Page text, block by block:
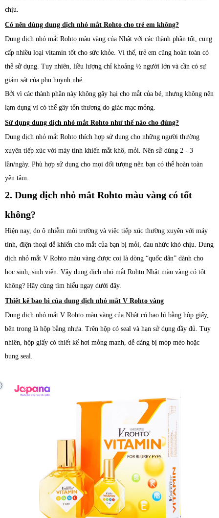
chịu.
Có nên dùng dung dịch nhỏ mắt Rohto cho trẻ em không?
Dung dịch nhỏ mắt Rohto màu vàng của Nhật với các thành phần tốt, cung
cấp nhiều loại vitamin tốt cho sức khỏe. Vì thế, trẻ em cũng hoàn toàn có
thể sử dụng. Tuy nhiên, liều lượng chỉ khoảng ½ người lớn và cần có sự
giám sát của phụ huynh nhé.
Bởi vì các thành phần này không gây hại cho mắt của bé, nhưng không nên
lạm dụng vì có thể gây tổn thương do giác mạc mỏng.
Sử dụng dung dịch nhỏ mắt Rohto như thế nào cho đúng?
Dung dịch nhỏ mắt Rohto thích hợp sử dụng cho những người thường
xuyên tiếp xúc với máy tính khiến mắt khô, mỏi. Nên sử dùng 2 - 3
lần/ngày. Phù hợp sử dụng cho mọi đối tượng nên bạn có thể hoàn toàn
yên tâm.
2. Dung dịch nhỏ mắt Rohto màu vàng có tốt
không?
Hiện nay, do ô nhiễm môi trường và việc tiếp xúc thường xuyên với máy
tính, điện thoại dễ khiến cho mắt của bạn bị mỏi, đau nhức khó chịu. Dung
dịch nhỏ mắt V Rohto màu vàng được coi là dòng “quốc dân” dành cho
học sinh, sinh viên. Vậy dung dịch nhỏ mắt Rohto Nhật màu vàng có tốt
không? Hãy cùng tìm hiểu ngay dưới đây.
Thiết kế bao bì của dung dịch nhỏ mắt V Rohto vàng
Dung dịch nhỏ mắt V Rohto màu vàng của Nhật có bao bì bằng hộp giấy,
bên trong là hộp bằng nhựa. Trên hộp có seal và hạn sử dụng đầy đủ. Tuy
nhiên, hộp giấy có thiết kế hơi mỏng manh, dễ dàng bị móp méo hoặc
bung seal.